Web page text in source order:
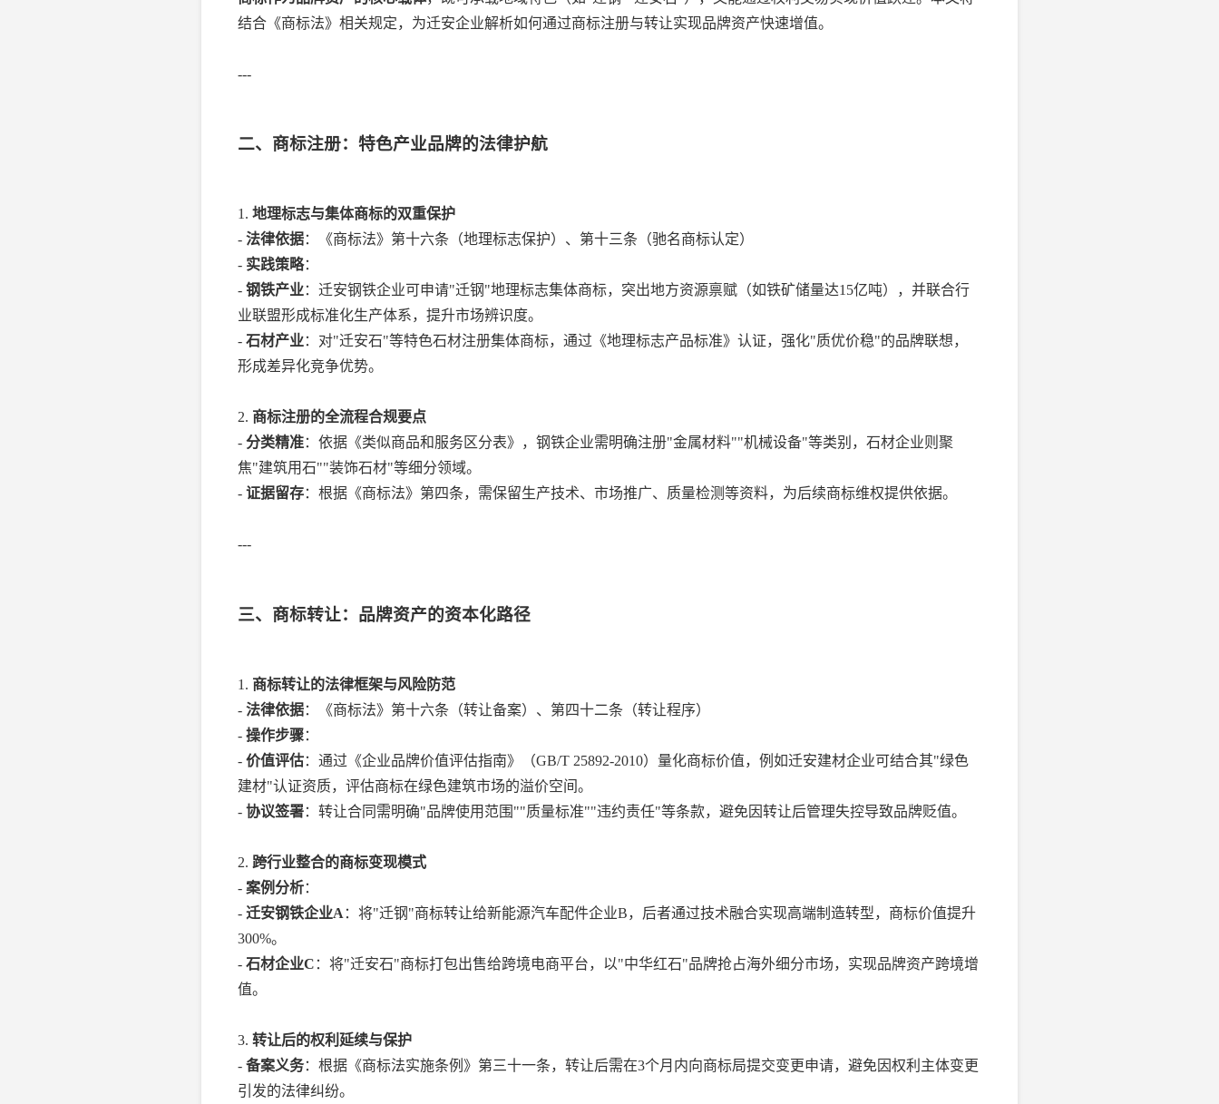
结合《商标法》相关规定，为迁安企业解析如何通过商标注册与转让实现品牌资产快速增值。
---
二、商标注册：特色产业品牌的法律护航
1. 地理标志与集体商标的双重保护
- 法律依据：《商标法》第十六条（地理标志保护）、第十三条（驰名商标认定）
- 实践策略：
- 钢铁产业：迁安钢铁企业可申请"迁钢"地理标志集体商标，突出地方资源禀赋（如铁矿储量达15亿吨），并联合行
业联盟形成标准化生产体系，提升市场辨识度。
- 石材产业：对"迁安石"等特色石材注册集体商标，通过《地理标志产品标准》认证，强化"质优价稳"的品牌联想，
形成差异化竞争优势。
2. 商标注册的全流程合规要点
- 分类精准：依据《类似商品和服务区分表》，钢铁企业需明确注册"金属材料""机械设备"等类别，石材企业则聚
焦"建筑用石""装饰石材"等细分领域。
- 证据留存：根据《商标法》第四条，需保留生产技术、市场推广、质量检测等资料，为后续商标维权提供依据。
---
三、商标转让：品牌资产的资本化路径
1. 商标转让的法律框架与风险防范
- 法律依据：《商标法》第十六条（转让备案）、第四十二条（转让程序）
- 操作步骤：
- 价值评估：通过《企业品牌价值评估指南》（GB/T 25892-2010）量化商标价值，例如迁安建材企业可结合其"绿色
建材"认证资质，评估商标在绿色建筑市场的溢价空间。
- 协议签署：转让合同需明确"品牌使用范围""质量标准""违约责任"等条款，避免因转让后管理失控导致品牌贬值。
2. 跨行业整合的商标变现模式
- 案例分析：
- 迁安钢铁企业A ：将"迁钢"商标转让给新能源汽车配件企业B，后者通过技术融合实现高端制造转型，商标价值提升
300%。
- 石材企业C ：将"迁安石"商标打包出售给跨境电商平台，以"中华红石"品牌抢占海外细分市场，实现品牌资产跨境增
值。
3. 转让后的权利延续与保护
- 备案义务：根据《商标法实施条例》第三十一条，转让后需在3个月内向商标局提交变更申请，避免因权利主体变更
引发的法律纠纷。